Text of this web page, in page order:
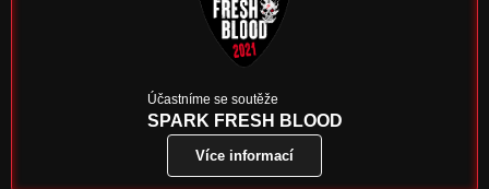
Účastníme se soutěže
SPARK FRESH BLOOD
Více informací